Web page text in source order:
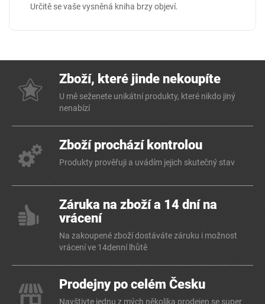
Určitě se vaše vysněná kniha brzy objeví.
Zboží, které jinde nekoupíte
U mě seženete unikátní produkty, které nikdo jiný
nenabízí
Zboží prochází kontrolou
Produkty prověřuji a uvádím jejich skutečný stav
Záruka na zboží a 14 dní na
vrácení
Na zakoupené zboží dostáváte záruku i možnost
vrácení ve 14denní lhůtě
Prodejny po celém Česku
Navštivte jednu z mých několika prodejen se super